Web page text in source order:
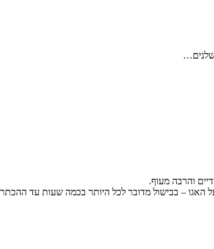
והרבה מעוף.
האגו – בבישול מדובר לכל היותר בכמה שעות עד